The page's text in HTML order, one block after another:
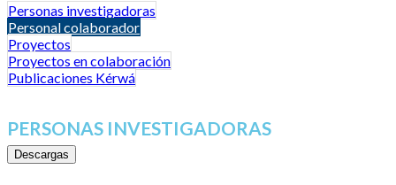
Personas investigadoras
Personal colaborador
Proyectos
Proyectos en colaboración
Publicaciones Kérwá
PERSONAS INVESTIGADORAS
Descargas